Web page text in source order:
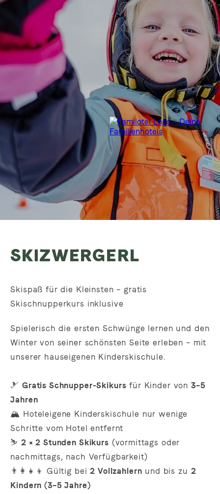
SKIZWERGERL
Skispaß für die Kleinsten – gratis
Skischnupperkurs inklusive
Spielerisch die ersten Schwünge lernen und den
Winter von seiner schönsten Seite erleben – mit
unserer hauseigenen Kinderskischule.
🎿 Gratis Schnupper-Skikurs für Kinder von 3–5
Jahren
🏔️ Hoteleigene Kinderskischule nur wenige
Schritte vom Hotel entfernt
⛷️ 2 × 2 Stunden Skikurs (vormittags oder
nachmittags, nach Verfügbarkeit)
👨‍👩‍👧‍👦 Gültig bei 2 Vollzahlern und bis zu 2
Kindern (3–5 Jahre)